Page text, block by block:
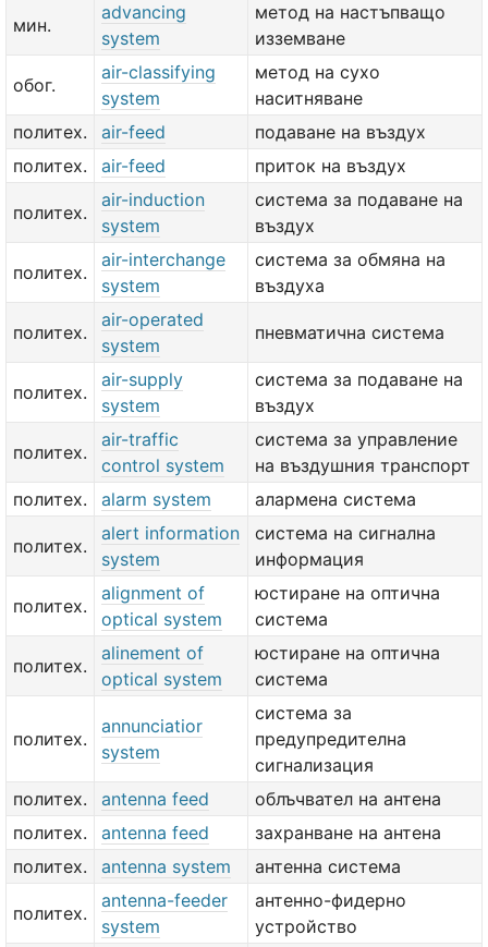
мин.
advancing
system
метод на настъпващо
изземване
обог.
air-classifying
system
метод на сухо
наситняване
политех.
air-feed
подаване на въздух
политех.
air-feed приток на въздух
политех.
air-induction
system
система за подаване на
въздух
политех.
air-interchange
system
система за обмяна на
въздуха
политех.
air-operated
system
пневматична система
политех.
air-supply
system
система за подаване на
въздух
политех.
air-traffic
control system
система за управление
на въздушния транспорт
политех.
alarm system алармена система
политех.
alert information
system
система на сигнална
информация
политех.
alignment of
optical system
юстиране на оптична
система
политех.
alinement of
optical system
юстиране на оптична
система
политех.
annunciatior
system
система за
предупредителна
сигнализация
политех.
antenna feed
облъчвател на антена
политех.
antenna feed
захранване на антена
политех.
antenna system антенна система
политех.
antenna-feeder
system
антенно-фидерно
устройство